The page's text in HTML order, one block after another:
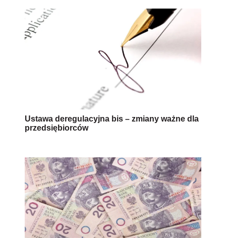
Ustawa deregulacyjna bis – zmiany ważne dla
przedsiębiorców